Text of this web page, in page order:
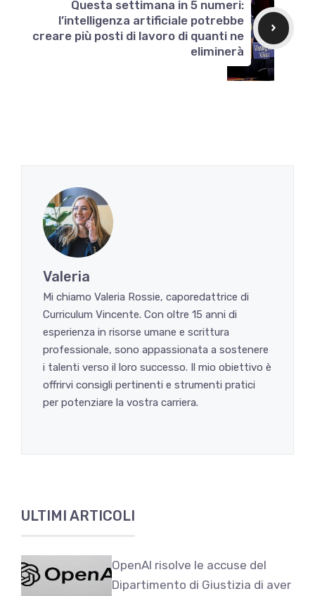
Questa settimana in 5 numeri:
l’intelligenza artificiale potrebbe
creare più posti di lavoro di quanti ne
eliminerà
Valeria
Mi chiamo Valeria Rossie, caporedattrice di
Curriculum Vincente. Con oltre 15 anni di
esperienza in risorse umane e scrittura
professionale, sono appassionata a sostenere
i talenti verso il loro successo. Il mio obiettivo è
offrirvi consigli pertinenti e strumenti pratici
per potenziare la vostra carriera.
ULTIMI ARTICOLI
OpenAI risolve le accuse del
Dipartimento di Giustizia di aver